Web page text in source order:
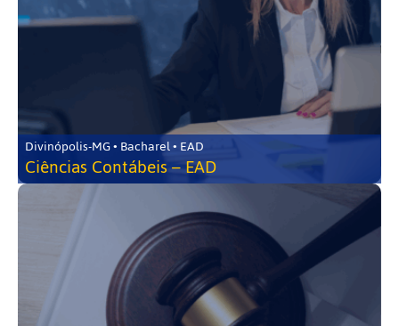
Divinópolis-MG • Bacharel • EAD
Ciências Contábeis – EAD